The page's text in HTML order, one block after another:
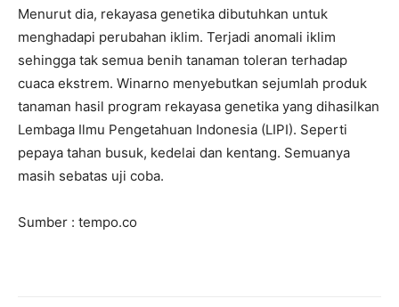
Menurut dia, rekayasa genetika dibutuhkan untuk
menghadapi perubahan iklim. Terjadi anomali iklim
sehingga tak semua benih tanaman toleran terhadap
cuaca ekstrem. Winarno menyebutkan sejumlah produk
tanaman hasil program rekayasa genetika yang dihasilkan
Lembaga Ilmu Pengetahuan Indonesia (LIPI). Seperti
pepaya tahan busuk, kedelai dan kentang. Semuanya
masih sebatas uji coba.
Sumber : tempo.co